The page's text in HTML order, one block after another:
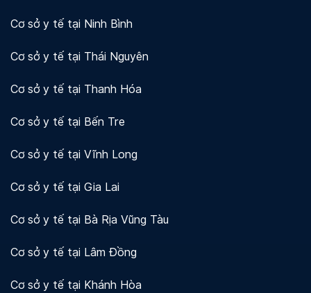
Cơ sở y tế tại Ninh Bình
Cơ sở y tế tại Thái Nguyên
Cơ sở y tế tại Thanh Hóa
Cơ sở y tế tại Bến Tre
Cơ sở y tế tại Vĩnh Long
Cơ sở y tế tại Gia Lai
Cơ sở y tế tại Bà Rịa Vũng Tàu
Cơ sở y tế tại Lâm Đồng
Cơ sở y tế tại Khánh Hòa